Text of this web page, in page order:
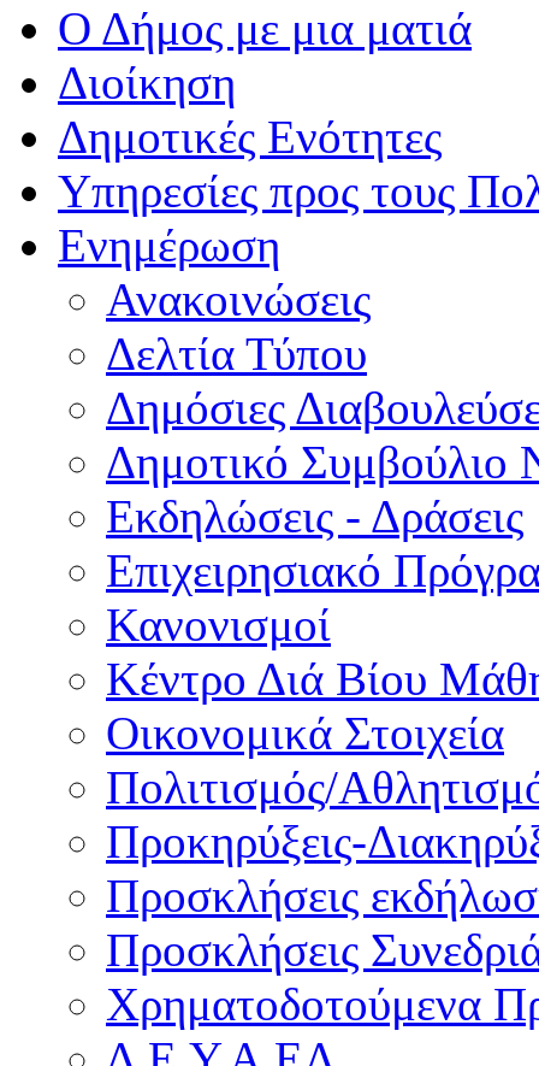
Ο Δήμος με μια ματιά
Διοίκηση
Δημοτικές Ενότητες
Υπηρεσίες προς τους
Ενημέρωση
Ανακοινώσεις
Δελτία Τύπου
Δημόσιες
Δημοτικό Συμβούλιο
Εκδηλώσεις - Δράσεις
Επιχειρησιακό
Κανονισμοί
Κέντρο Διά Βίου
Οικονομικά Στοιχεία
Πολιτισμός/
Προκηρύξεις-
Προσκλήσεις
Προσκλήσεις
Χρηματοδοτούμενα